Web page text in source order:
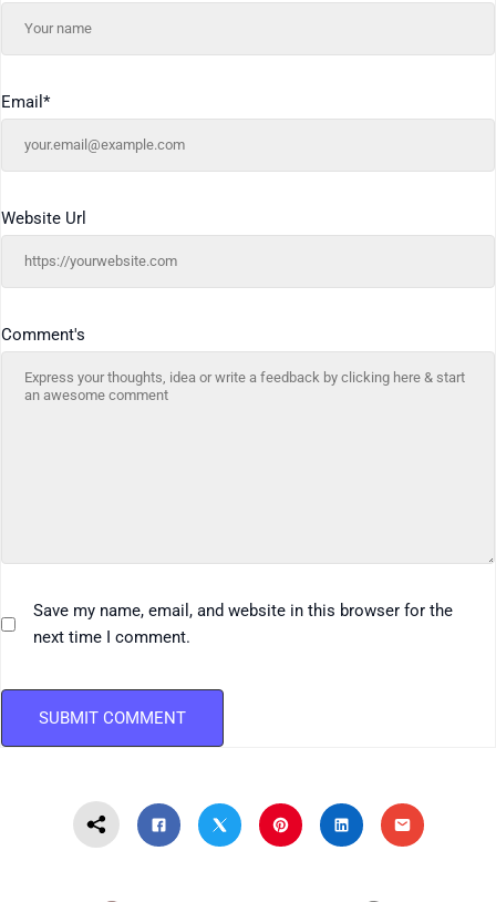
Comment's
Email *
Website Url
Save my name, email, and website in this browser for the
next time I comment.